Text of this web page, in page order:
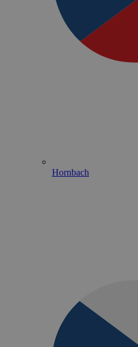
Hornbach